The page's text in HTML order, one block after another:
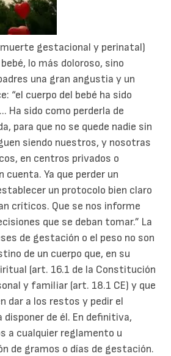
gestacional y perinatal)
lo más doloroso, sino
una gran angustia y un
“el cuerpo del bebé ha sido
Ha sido como perderla de
para que no se quede nadie sin
siendo nuestros, y nosotras
en centros privados o
Ya que perder un
un protocolo bien claro
críticos. Que se nos informe
que se deban tomar.” La
de gestación o el peso no son
de un cuerpo que, en su
(art. 16.1 de la Constitución
y familiar (art. 18.1 CE) y que
dar a los restos y pedir el
de él. En definitiva,
a cualquier reglamento u
de gramos o días de gestación.